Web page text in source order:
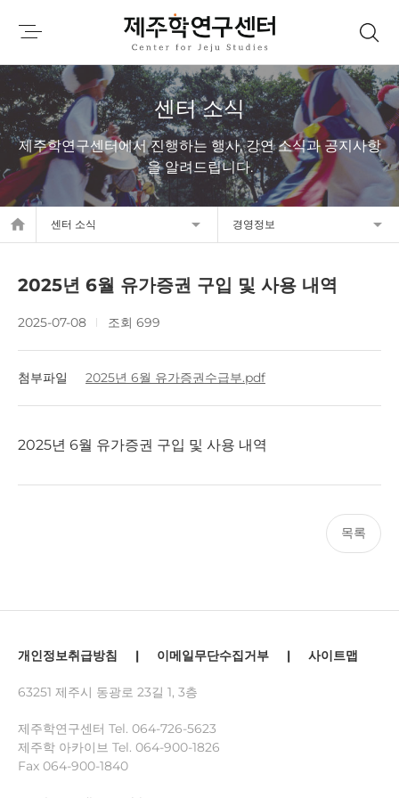
센터 소식
제주학연구센터에서 진행하는 행사, 강연 소식과 공지사항
을 알려드립니다.
home 센터 소식 경영정보
2025년 6월 유가증권 구입 및 사용 내역
2025-07-08 조회 699
첨부파일 2025년 6월 유가증권수급부.pdf
2025년 6월 유가증권 구입 및 사용 내역
목록
개인정보취급방침 | 이메일무단수집거부 | 사이트맵
63251 제주시 동광로 23길 1, 3층
제주학연구센터 Tel. 064-726-5623
제주학 아카이브 Tel. 064-900-1826
Fax 064-900-1840